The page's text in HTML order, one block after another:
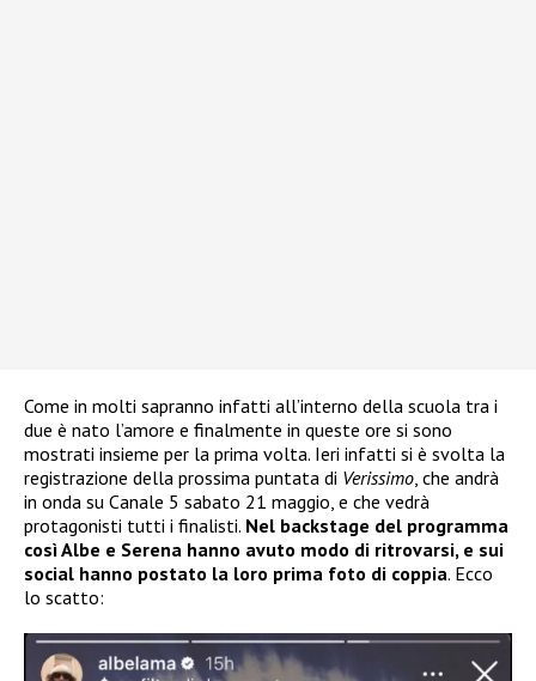
Come in molti sapranno infatti all’interno della scuola tra i
due è nato l’amore e finalmente in queste ore si sono
mostrati insieme per la prima volta. Ieri infatti si è svolta la
registrazione della prossima puntata di Verissimo, che andrà
in onda su Canale 5 sabato 21 maggio, e che vedrà
protagonisti tutti i finalisti. Nel backstage del programma
così Albe e Serena hanno avuto modo di ritrovarsi, e sui
social hanno postato la loro prima foto di coppia. Ecco
lo scatto: